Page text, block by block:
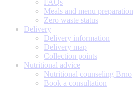
FAQs
Meals and menu preparation
Zero waste status
Delivery
Delivery information
Delivery map
Collection points
Nutritional advice
Nutritional counseling Brno
Book a consultation